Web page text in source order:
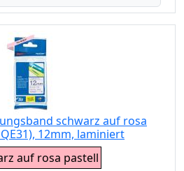
schwarz auf rosa
12mm, laminiert
auf rosa pastell